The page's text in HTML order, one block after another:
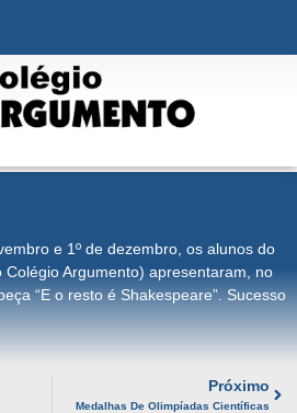
e 1º de dezembro, os alunos do
Colégio Argumento) apresentaram, no
“E o resto é Shakespeare”. Sucesso
Próximo
Medalhas De Olimpíadas Científicas